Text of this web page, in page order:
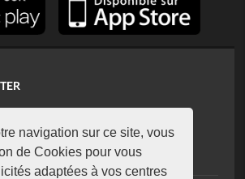
navigation sur ce site, vous
de Cookies pour vous
adaptées à vos centres
52 93